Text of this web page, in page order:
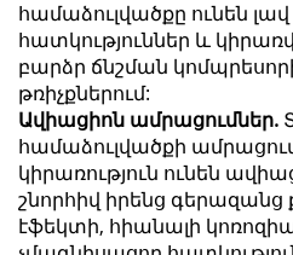
համաձուլվածքը ունեն
հատկություններ և
բարձր ճնշման
թռիչքներում:
Ավիացիոն ամրացումներ.
համաձուլվածքի
կիրառություն ունեն
շնորհիվ իրենց
էֆեկտի, հիանալի